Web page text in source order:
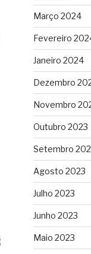
Março 2024
Fevereiro
Janeiro 2024
Dezembro
Novembro
Outubro 2023
Setembro
Agosto 2023
Julho 2023
Junho 2023
Maio 2023